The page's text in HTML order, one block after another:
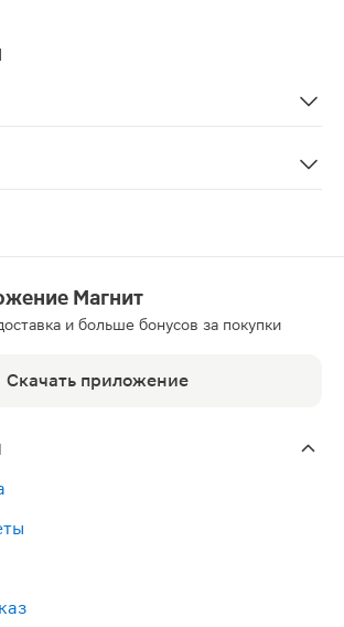
Магнит
и больше бонусов за покупки
Скачать приложение